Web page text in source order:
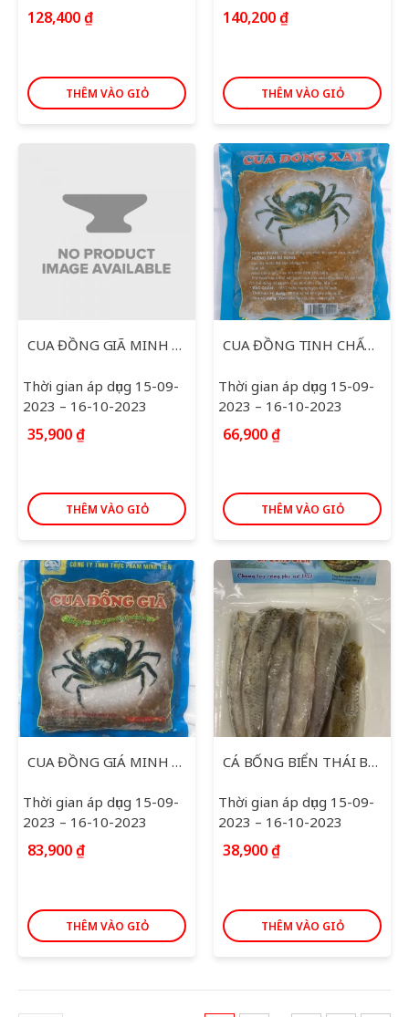
128,400₫
THÊM VÀO GIỎ
140,200₫
THÊM VÀO GIỎ
CUA ĐỒNG GIÃ MINH TIẾN 200G
Thời gian áp dụng 15-09-
2023 – 16-10-2023
35,900₫
THÊM VÀO GIỎ
CUA ĐỒNG TINH CHẤT MINH TIEENSN 200G
Thời gian áp dụng 15-09-
2023 – 16-10-2023
66,900₫
THÊM VÀO GIỎ
CUA ĐỒNG GIÁ MINH TIẾN 500G
Thời gian áp dụng 15-09-
2023 – 16-10-2023
83,900₫
THÊM VÀO GIỎ
CÁ BỐNG BIỂN THÁI BÌNH DƯƠNG 300G
Thời gian áp dụng 15-09-
2023 – 16-10-2023
38,900₫
THÊM VÀO GIỎ